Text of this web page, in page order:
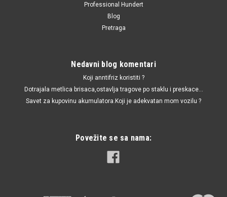
Professional Hundert
Blog
Pretraga
Nedavni blog komentari
Koji anntifriz koristiti ?
Dotrajala metlica brisaca,ostavlja tragove po staklu i preskace...
Savet za kupovinu akumulatora.Koji je adekvatan mom vozilu ?
Povežite se sa nama: